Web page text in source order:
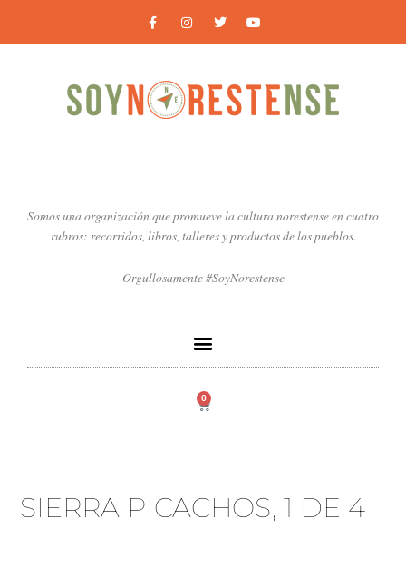
contenido
F
a
o
k
-
I
n
r
a
m
T
w
r
Y
o
e
Somos una organización que promueve la cultura norestense en cuatro
rubros: recorridos, libros, talleres y productos de los pueblos.
Orgullosamente #SoyNorestense
0
Carrito
SIERRA PICACHOS, 1 DE 4